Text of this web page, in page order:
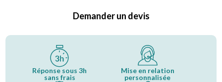
Demander un devis
Réponse sous 3h
sans frais
Mise en relation
personnalisée